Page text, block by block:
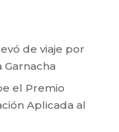
de viaje por
el Premio
Aplicada al